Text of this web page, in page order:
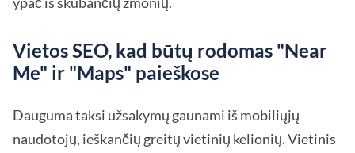
Vietos SEO, kad būtų rodomas "Near
Me" ir "Maps" paieškose
Dauguma taksi užsakymų gaunami iš mobiliųjų
naudotojų, ieškančių greitų vietinių kelionių. Vietinis